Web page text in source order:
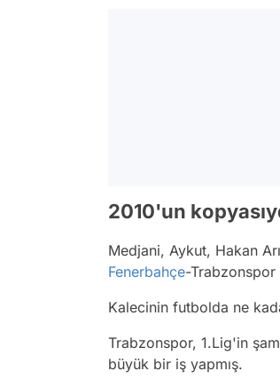
2010'un
Medjani, Aykut, Hakan
Fenerbahçe-
Kalecinin futbolda ne
Trabzonspor, 1.Lig'in
büyük bir iş yapmış.